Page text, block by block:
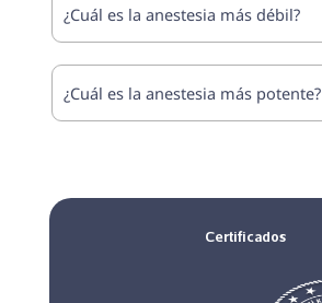
¿Cuál es la anestesia más débil?
¿Cuál es la anestesia más potente?
Certificados